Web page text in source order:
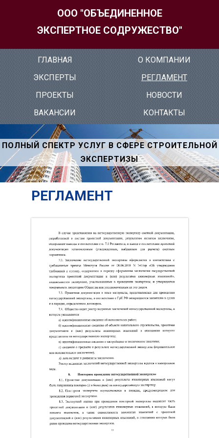
ООО "ОБЪЕДИНЕННОЕ
ЭКСПЕРТНОЕ СОДРУЖЕСТВО"
ГЛАВ­НАЯ
О КОМ­ПА­НИИ
ЭК­СПЕР­ТЫ
РЕГ­ЛА­МЕНТ
ПРО­ЕК­ТЫ
НО­ВОС­ТИ
ВА­КАН­СИИ
КОН­ТАКТЫ
ПОЛНЫЙ СПЕКТР УСЛУГ В СФЕРЕ СТРОИТЕЛЬНОЙ
ЭКСПЕРТИЗЫ
РЕГЛАМЕНТ